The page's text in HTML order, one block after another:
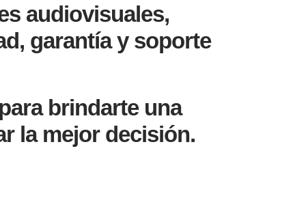
audiovisuales,
garantía y soporte
brindarte una
la mejor decisión.